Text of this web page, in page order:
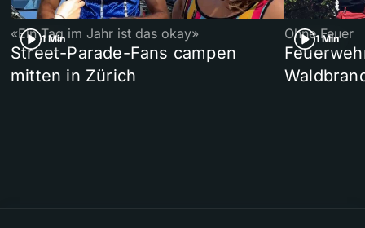
1 Min
«Ein Tag im Jahr ist das okay»
Street-Parade-Fans campen
mitten in Zürich
1 Min
Ohne Feuer